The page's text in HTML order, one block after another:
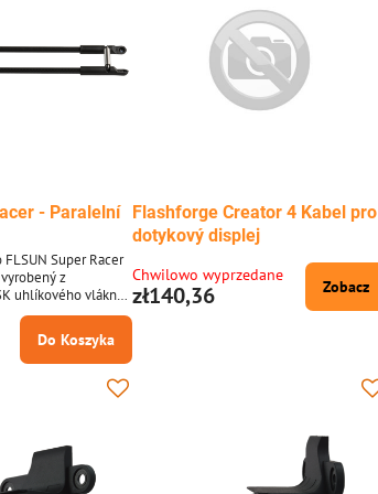
- Paralelní
Super Racer
z
uhlíkového vlákna.
tři ramena a ta
delta pohyb pro
pomáhá udržovat
FLSUN Super Racer
Do Koszyka
Flashforge Creator 4 Kabel pro
dotykový displej
Chwilowo wyprzedane
zł140,36 Zobacz